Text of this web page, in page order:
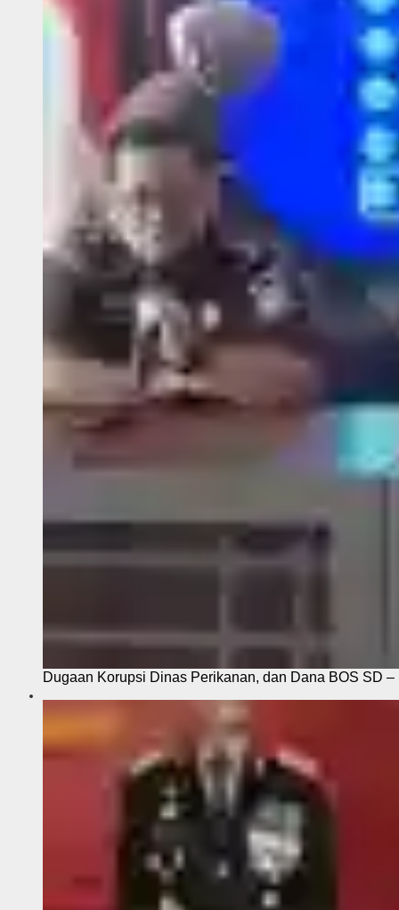
Dugaan Korupsi Dinas Perikanan, dan Dana BOS SD